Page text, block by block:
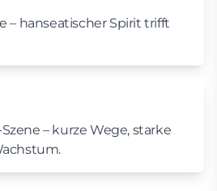
– hanseatischer Spirit trifft
– kurze Wege, starke